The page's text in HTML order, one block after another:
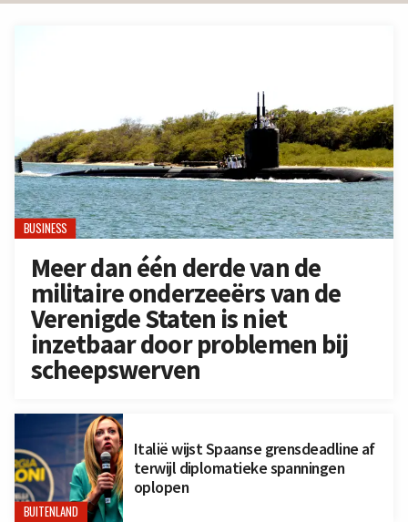
BUSINESS
Meer dan één derde van de
militaire onderzeeërs van de
Verenigde Staten is niet
inzetbaar door problemen bij
scheepswerven
BUITENLAND
Italië wijst Spaanse grensdeadline af
terwijl diplomatieke spanningen
oplopen